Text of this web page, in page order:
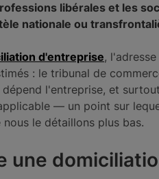
libérales et les
nationale ou
d'entreprise,
: le tribunal de
l'entreprise, et
— un point sur
le détaillons plus bas.
une